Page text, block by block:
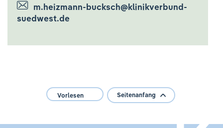
m.heizmann-bucksch@klinikverbund-
suedwest.de
Vorlesen Seitenanfang